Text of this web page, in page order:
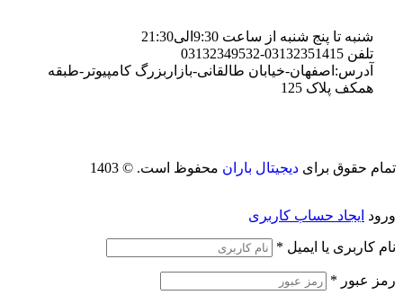
شنبه تا پنج شنبه از ساعت 9:30الی21:30
تلفن 03132351415-03132349532
آدرس:اصفهان-خیابان طالقانی-بازاربزرگ کامپیوتر-طبقه
همکف پلاک 125
تمام حقوق برای دیجیتال باران محفوظ است. © 1403
ورود ایجاد حساب کاربری
نام کاربری یا ایمیل *
رمز عبور *